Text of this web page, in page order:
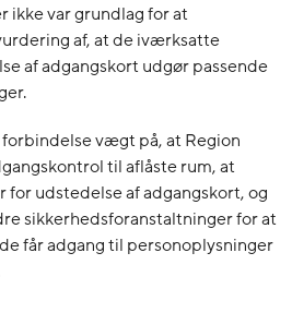
ikke var grundlag for at
af, at de iværksatte
af adgangskort udgør passende
vægt på, at Region
til aflåste rum, at
udstedelse af adgangskort, og
sikkerhedsforanstaltninger for at
får adgang til personoplysninger